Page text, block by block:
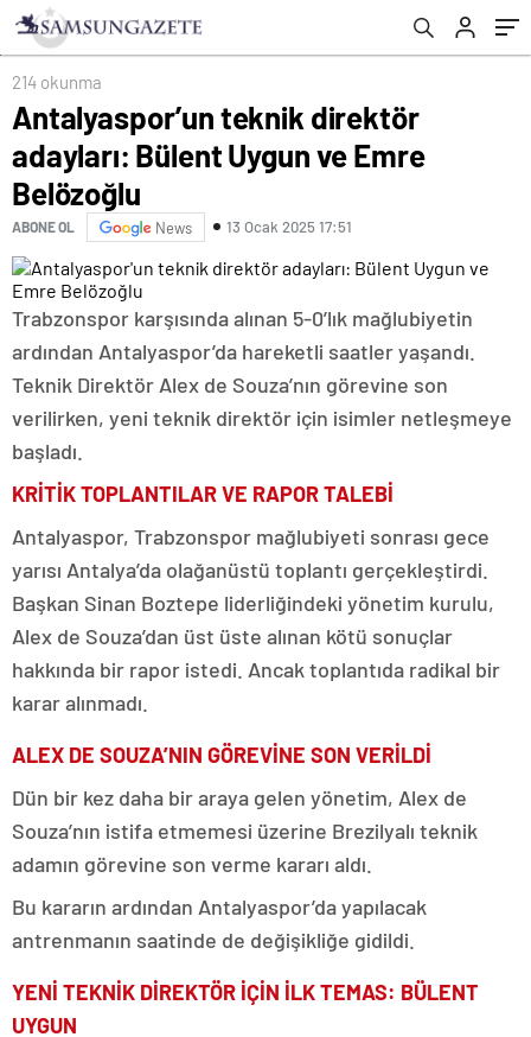
214 okunma
Antalyaspor’un teknik direktör
adayları: Bülent Uygun ve Emre
Belözoğlu
ABONE OL News 13 Ocak 2025 17:51
Trabzonspor karşısında alınan 5-0’lık mağlubiyetin
ardından Antalyaspor’da hareketli saatler yaşandı.
Teknik Direktör Alex de Souza’nın görevine son
verilirken, yeni teknik direktör için isimler netleşmeye
başladı.
KRİTİK TOPLANTILAR VE RAPOR TALEBİ
Antalyaspor, Trabzonspor mağlubiyeti sonrası gece
yarısı Antalya’da olağanüstü toplantı gerçekleştirdi.
Başkan Sinan Boztepe liderliğindeki yönetim kurulu,
Alex de Souza’dan üst üste alınan kötü sonuçlar
hakkında bir rapor istedi. Ancak toplantıda radikal bir
karar alınmadı.
ALEX DE SOUZA’NIN GÖREVİNE SON VERİLDİ
Dün bir kez daha bir araya gelen yönetim, Alex de
Souza’nın istifa etmemesi üzerine Brezilyalı teknik
adamın görevine son verme kararı aldı.
Bu kararın ardından Antalyaspor’da yapılacak
antrenmanın saatinde de değişikliğe gidildi.
YENİ TEKNİK DİREKTÖR İÇİN İLK TEMAS: BÜLENT
UYGUN